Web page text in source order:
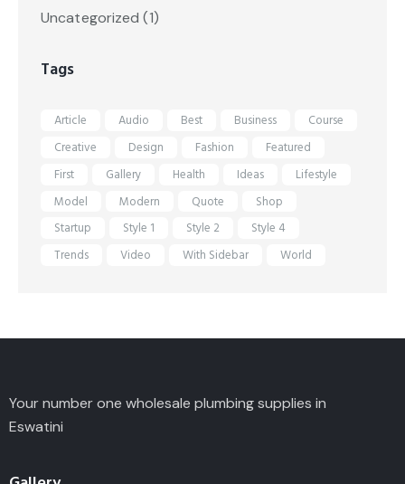
Uncategorized (1)
Tags
Article Audio Best Business
Course
Creative
Design Fashion
Featured
First
Gallery Health Ideas
Lifestyle
Model
Modern Quote
Shop
Startup
Style 1 Style 2
Style 4
Trends
Video With Sidebar World
Your number one wholesale plumbing supplies in
Eswatini